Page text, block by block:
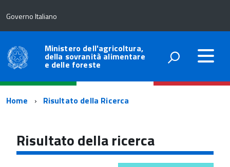
Governo Italiano
Ministero dell'agricoltura,
della sovranità alimentare
e delle foreste
Percorso
navigazione
Home Risultato della Ricerca
Risultato della ricerca